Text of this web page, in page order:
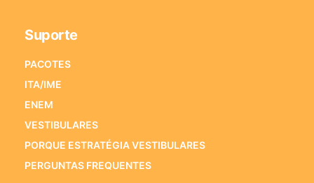
Suporte
PACOTES
ITA/IME
ENEM
VESTIBULARES
PORQUE ESTRATÉGIA VESTIBULARES
PERGUNTAS FREQUENTES